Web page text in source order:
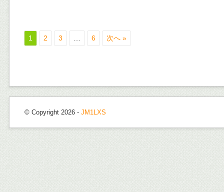
1 2 3 6 次へ »
© Copyright 2026 - JM1LXS